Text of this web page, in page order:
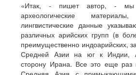
«Итак, - пишет автор, -
археологические
лингвистические данные
различных арийских групп (в
преимущественно индоарийских,
Средней Азии на юг к Индии,
сторону Ирана. Все это еще раз